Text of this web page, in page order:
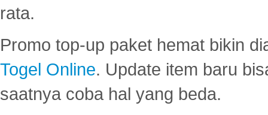
rata.
Promo top-up paket hemat bikin
Togel Online. Update item baru
saatnya coba hal yang beda.